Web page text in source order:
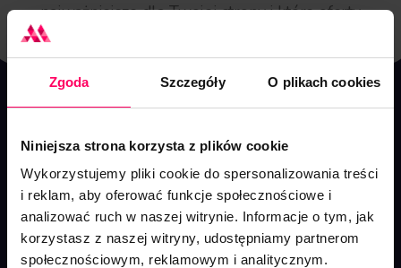
Zgoda Szczegóły O plikach cookies
Niniejsza strona korzysta z plików cookie
Wykorzystujemy pliki cookie do spersonalizowania treści
i reklam, aby oferować funkcje społecznościowe i
analizować ruch w naszej witrynie. Informacje o tym, jak
korzystasz z naszej witryny, udostępniamy partnerom
społecznościowym, reklamowym i analitycznym.
najważniejsze dla Twojej strony i które oferty
Zacznij działać już teraz!